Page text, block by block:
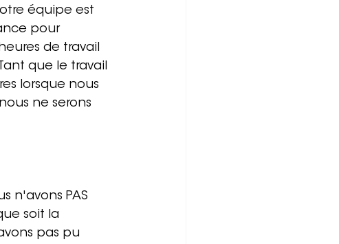
équipe est
pour
de travail
que le travail
lorsque nous
ne serons
n'avons PAS
soit la
pas pu